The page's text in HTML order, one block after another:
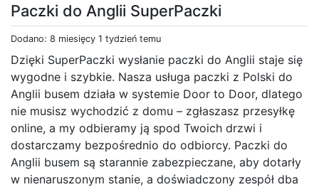
Paczki do Anglii SuperPaczki
Dodano: 8 miesięcy 1 tydzień temu
Dzięki SuperPaczki wysłanie paczki do Anglii staje się
wygodne i szybkie. Nasza usługa paczki z Polski do
Anglii busem działa w systemie Door to Door, dlatego
nie musisz wychodzić z domu – zgłaszasz przesyłkę
online, a my odbieramy ją spod Twoich drzwi i
dostarczamy bezpośrednio do odbiorcy. Paczki do
Anglii busem są starannie zabezpieczane, aby dotarły
w nienaruszonym stanie, a doświadczony zespół dba